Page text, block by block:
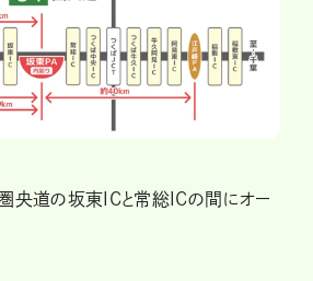
圏央道の坂東ICと常総ICの間にオー